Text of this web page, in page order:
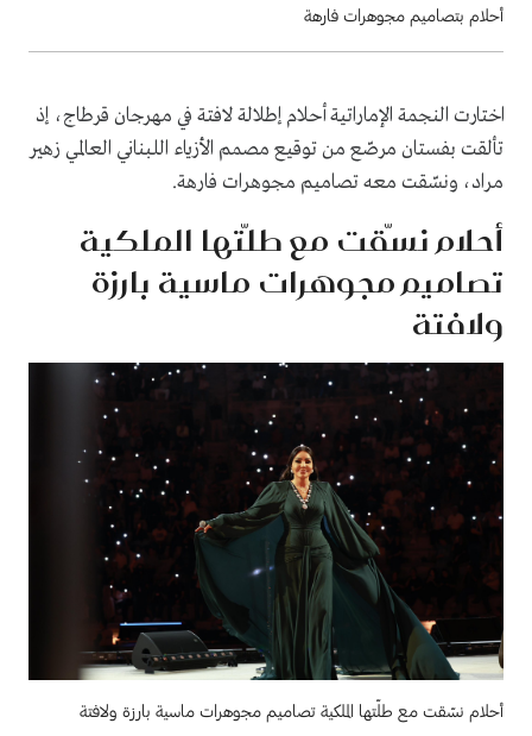
أحلام بتصاميم مجوهرات فارهة
اختارت النجمة الإماراتية أحلام إطلالة لافتة في مهرجان قرطاج، إذ
تألقت بفستان مرصّع من توقيع مصمم الأزياء اللبناني العالمي زهير
مراد، ونسّقت معه تصاميم مجوهرات فارهة.
أحلام نسّقت مع طلّتها الملكية
تصاميم مجوهرات ماسية بارزة
ولافتة
أحلام نسّقت مع طلّتها الملكية تصاميم مجوهرات ماسية بارزة ولافتة